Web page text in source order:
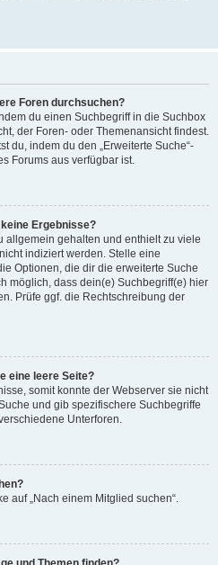
Foren durchsuchen?
du einen Suchbegriff in die Suchbox
der Foren- oder Themenansicht findest.
du, indem du den „Erweiterte Suche“-
Forums aus verfügbar ist.
Ergebnisse?
allgemein gehalten und enthielt zu viele
indiziert werden. Stelle eine
Optionen, die dir die erweiterte Suche
möglich, dass dein(e) Suchbegriff(e) hier
Prüfe ggf. die Rechtschreibung der
eine leere Seite?
somit konnte der Webserver sie nicht
und gib spezifischere Suchbegriffe
Unterforen.
auf „Nach einem Mitglied suchen“.